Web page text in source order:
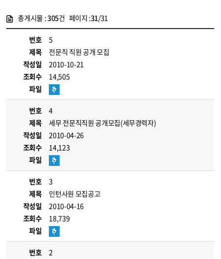
총게시물 :305건 페이지 :31/31
번호
5
제목
전문직 직원 공개 모집
작성일
2010-10-21
조회수
14,505
파일
번호
4
제목
세무 전문직직원 공개모집(세무경력자)
작성일
2010-04-26
조회수
14,123
파일
번호
3
제목
인턴사원 모집공고
작성일
2010-04-16
조회수
18,739
파일
번호
2